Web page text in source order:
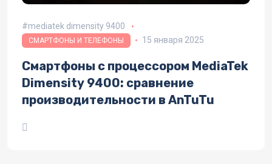
mediatek dimensity 9400
СМАРТФОНЫ И ТЕЛЕФОНЫ 15 января 2025
Смартфоны с процессором MediaTek
Dimensity 9400: сравнение
производительности в AnTuTu